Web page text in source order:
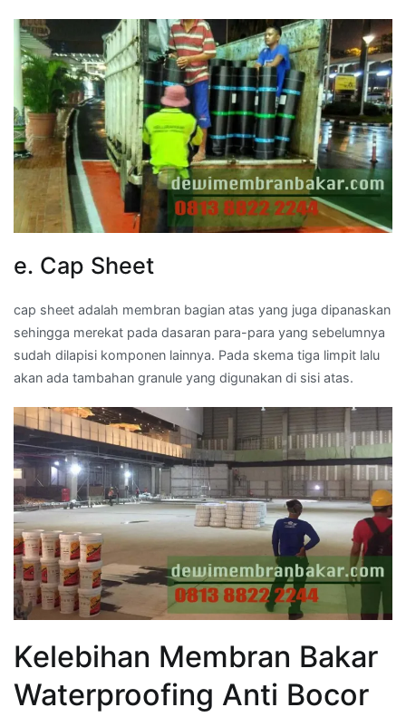
e. Cap Sheet
cap sheet adalah membran bagian atas yang juga dipanaskan
sehingga merekat pada dasaran para-para yang sebelumnya
sudah dilapisi komponen lainnya. Pada skema tiga limpit lalu
akan ada tambahan granule yang digunakan di sisi atas.
Kelebihan Membran Bakar
Waterproofing Anti Bocor